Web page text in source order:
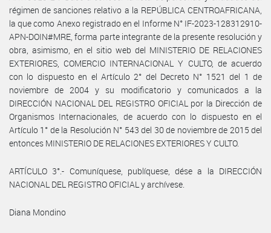
régimen de sanciones relativo a la REPÚBLICA CENTROAFRICANA,
la que como Anexo registrado en el Informe N° IF-2023-128312910-
APN-DOIN#MRE, forma parte integrante de la presente resolución y
obra, asimismo, en el sitio web del MINISTERIO DE RELACIONES
EXTERIORES, COMERCIO INTERNACIONAL Y CULTO, de acuerdo
con lo dispuesto en el Artículo 2° del Decreto N° 1521 del 1 de
noviembre de 2004 y su modificatorio y comunicados a la
DIRECCIÓN NACIONAL DEL REGISTRO OFICIAL por la Dirección de
Organismos Internacionales, de acuerdo con lo dispuesto en el
Artículo 1° de la Resolución N° 543 del 30 de noviembre de 2015 del
entonces MINISTERIO DE RELACIONES EXTERIORES Y CULTO.
ARTÍCULO 3°.- Comuníquese, publíquese, dése a la DIRECCIÓN
NACIONAL DEL REGISTRO OFICIAL y archívese.
Diana Mondino